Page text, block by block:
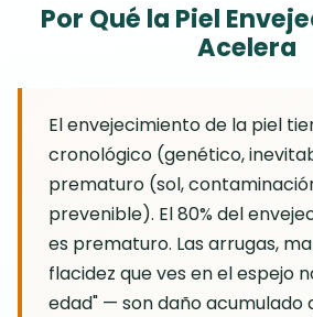
Por Qué la Piel
Acelera
El envejecimiento de la piel
cronológico (genético,
prematuro (sol,
prevenible). El 80% del
es prematuro. Las arrugas,
flacidez que ves en el espejo
edad" — son daño acumulado